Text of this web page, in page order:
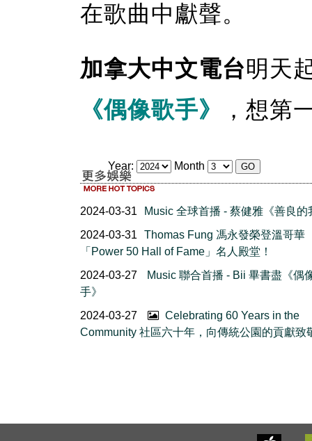
在歌曲中獻聲。
加拿大中文電台明天
《偶像歌手》
，想第
Year: Month
2024-03-31
Music 全球首播 - 蔡健雅《善良的
2024-03-31
Thomas Fung 馮永發榮登溫哥華
「Power 50 Hall of Fame」名人殿堂！
2024-03-27
Music 聯合首播 - Bii 畢書盡《偶
手》
2024-03-27
Celebrating 60 Years in the
Community 社區六十年，向傳統公園的貢獻致